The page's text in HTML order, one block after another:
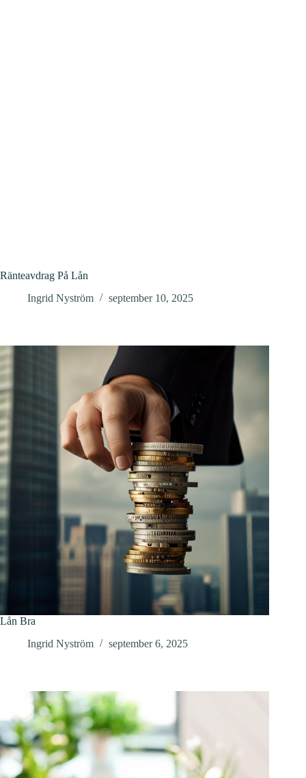
Ränteavdrag På Lån
Ingrid Nyström
september 10, 2025
Lån Bra
Ingrid Nyström
september 6, 2025